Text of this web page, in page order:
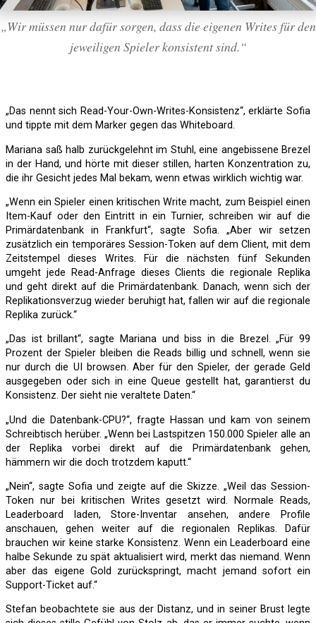
„Wir müssen nur dafür sorgen, dass die eigenen Writes für den
jeweiligen Spieler konsistent sind.“
„Das nennt sich Read-Your-Own-Writes-Konsistenz“, erklärte Sofia
und tippte mit dem Marker gegen das Whiteboard.
Mariana saß halb zurückgelehnt im Stuhl, eine angebissene Brezel
in der Hand, und hörte mit dieser stillen, harten Konzentration zu,
die ihr Gesicht jedes Mal bekam, wenn etwas wirklich wichtig war.
„Wenn ein Spieler einen kritischen Write macht, zum Beispiel einen
Item-Kauf oder den Eintritt in ein Turnier, schreiben wir auf die
Primärdatenbank in Frankfurt“, sagte Sofia. „Aber wir setzen
zusätzlich ein temporäres Session-Token auf dem Client, mit dem
Zeitstempel dieses Writes. Für die nächsten fünf Sekunden
umgeht jede Read-Anfrage dieses Clients die regionale Replika
und geht direkt auf die Primärdatenbank. Danach, wenn sich der
Replikationsverzug wieder beruhigt hat, fallen wir auf die regionale
Replika zurück.“
„Das ist brillant“, sagte Mariana und biss in die Brezel. „Für 99
Prozent der Spieler bleiben die Reads billig und schnell, wenn sie
nur durch die UI browsen. Aber für den Spieler, der gerade Geld
ausgegeben oder sich in eine Queue gestellt hat, garantierst du
Konsistenz. Der sieht nie veraltete Daten.“
„Und die Datenbank-CPU?“, fragte Hassan und kam von seinem
Schreibtisch herüber. „Wenn bei Lastspitzen 150.000 Spieler alle an
der Replika vorbei direkt auf die Primärdatenbank gehen,
hämmern wir die doch trotzdem kaputt.“
„Nein“, sagte Sofia und zeigte auf die Skizze. „Weil das Session-
Token nur bei kritischen Writes gesetzt wird. Normale Reads,
Leaderboard laden, Store-Inventar ansehen, andere Profile
anschauen, gehen weiter auf die regionalen Replikas. Dafür
brauchen wir keine starke Konsistenz. Wenn ein Leaderboard eine
halbe Sekunde zu spät aktualisiert wird, merkt das niemand. Wenn
aber das eigene Gold zurückspringt, macht jemand sofort ein
Support-Ticket auf.“
Stefan beobachtete sie aus der Distanz, und in seiner Brust legte